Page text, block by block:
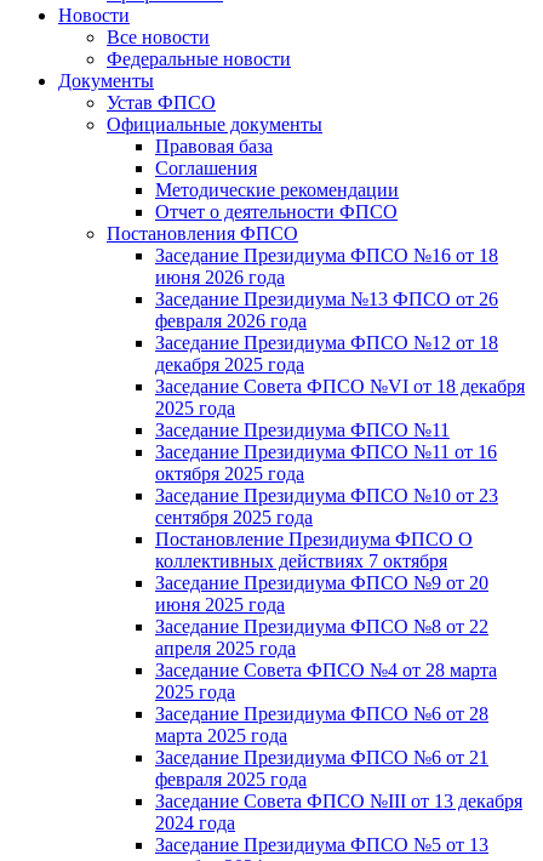
Новости
Все новости
Федеральные новости
Документы
Устав ФПСО
Официальные документы
Правовая база
Соглашения
Методические рекомендации
Отчет о деятельности ФПСО
Постановления ФПСО
Заседание Президиума ФПСО №16 от 18
июня 2026 года
Заседание Президиума №13 ФПСО от 26
февраля 2026 года
Заседание Президиума ФПСО №12 от 18
декабря 2025 года
Заседание Совета ФПСО №VI от 18 декабря
2025 года
Заседание Президиума ФПСО №11
Заседание Президиума ФПСО №11 от 16
октября 2025 года
Заседание Президиума ФПСО №10 от 23
сентября 2025 года
Постановление Президиума ФПСО О
коллективных действиях 7 октября
Заседание Президиума ФПСО №9 от 20
июня 2025 года
Заседание Президиума ФПСО №8 от 22
апреля 2025 года
Заседание Совета ФПСО №4 от 28 марта
2025 года
Заседание Президиума ФПСО №6 от 28
марта 2025 года
Заседание Президиума ФПСО №6 от 21
февраля 2025 года
Заседание Совета ФПСО №III от 13 декабря
2024 года
Заседание Президиума ФПСО №5 от 13